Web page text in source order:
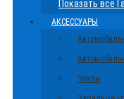
Показать все
АКСЕССУАРЫ
Чехлы